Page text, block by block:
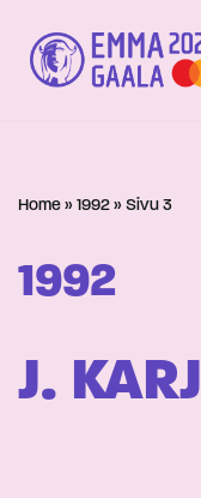
Siirry
suoraan
Home » 1992 » Sivu 3
1992
J.